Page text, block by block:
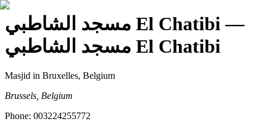
مسجد الشاطبي El Chatibi—
مسجد الشاطبي El Chatibi
Masjid in Bruxelles, Belgium
Brussels, Belgium
Phone: 003224255772